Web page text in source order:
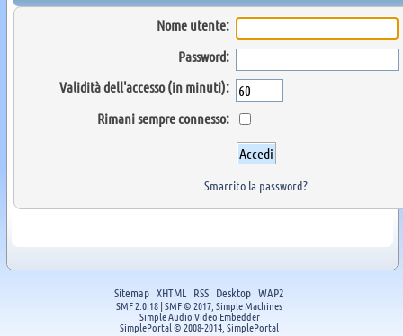
Nome utente:
Password:
Validità dell'accesso (in minuti):
Rimani sempre connesso:
Smarrito la password?
Sitemap XHTML RSS Desktop WAP2
SMF 2.0.18|SMF © 2017 Simple Machines
Simple Audio Video Embedder
SimplePortal © 2008-2014, SimplePortal